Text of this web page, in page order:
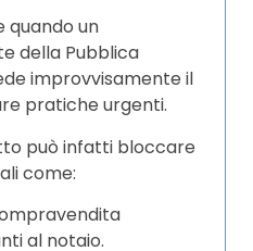
quando un
della Pubblica
improvvisamente il
pratiche urgenti.
può infatti bloccare
come:
al notaio.